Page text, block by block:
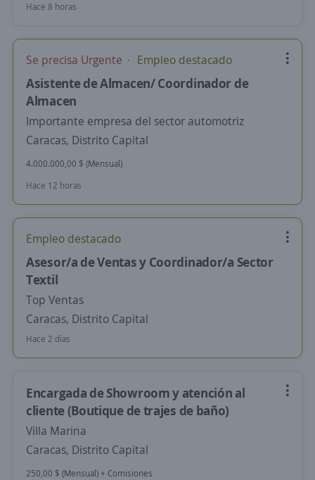
Hace 8 horas
Se precisa Urgente Empleo destacado
Asistente de Almacen/ Coordinador de
Almacen
Importante empresa del sector automotriz
Caracas, Distrito Capital
4.000.000,00 $ (Mensual)
Hace 12 horas
Empleo destacado
Asesor/a de Ventas y Coordinador/a Sector
Textil
Top Ventas
Caracas, Distrito Capital
Hace 2 días
Encargada de Showroom y atención al
cliente (Boutique de trajes de baño)
Villa Marina
Caracas, Distrito Capital
250,00 $ (Mensual) + Comisiones